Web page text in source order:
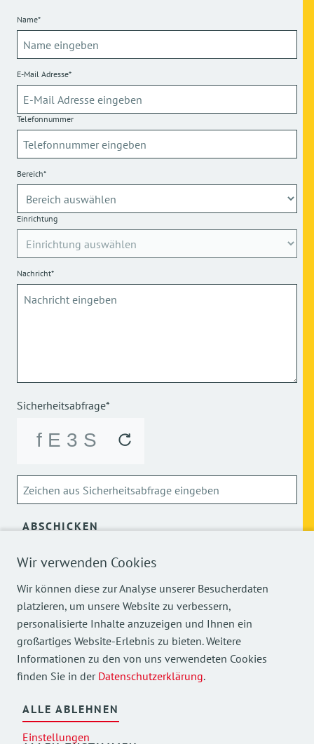
Wir verwenden Cookies
Wir können diese zur Analyse unserer Besucherdaten
platzieren, um unsere Website zu verbessern,
personalisierte Inhalte anzuzeigen und Ihnen ein
großartiges Website-Erlebnis zu bieten. Weitere
Informationen zu den von uns verwendeten Cookies
finden Sie in der Datenschutzerklärung.
ALLE ABLEHNEN
Einstellungen
Name*
E-Mail Adresse*
Telefonnummer
Bereich*
Einrichtung
Nachricht*
Sicherheitsabfrage*
ABSCHICKEN
Über die Verarbeitung meiner personenbezogenen Daten
Mehr Einblicke in unsere Arbeit finden Sie auch auf
unseren Social Media Kanälen.